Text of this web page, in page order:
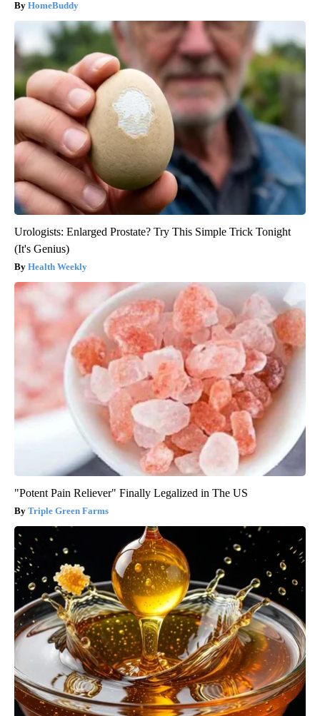
HomeBuddy
Urologists: Enlarged Prostate? Try This Simple Trick Tonight
(It's Genius)
Health Weekly
"Potent Pain Reliever" Finally Legalized in The US
Triple Green Farms